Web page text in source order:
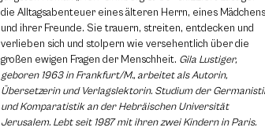
die Alltagsabenteuer eines älteren Herrn, eines Mädchens
und ihrer Freunde. Sie trauern, streiten, entdecken und
verlieben sich und stolpern wie versehentlich über die
großen ewigen Fragen der Menschheit. Gila Lustiger,
geboren 1963 in Frankfurt/M., arbeitet als Autorin,
Übersetzerin und Verlagslektorin. Studium der
und Komparatistik an der Hebräischen Universität
Jerusalem. Lebt seit 1987 mit ihren zwei Kindern in Paris.